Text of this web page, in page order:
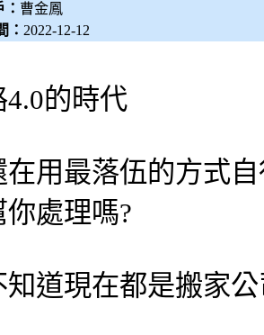
曹金鳳
： 2022-12-12
4.0的時代
在用最落伍的方式
你處理嗎?
知道現在都是搬家